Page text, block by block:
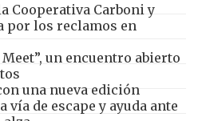
Cooperativa Carboni y
por los reclamos en
un encuentro abierto
una nueva edición
de escape y ayuda ante